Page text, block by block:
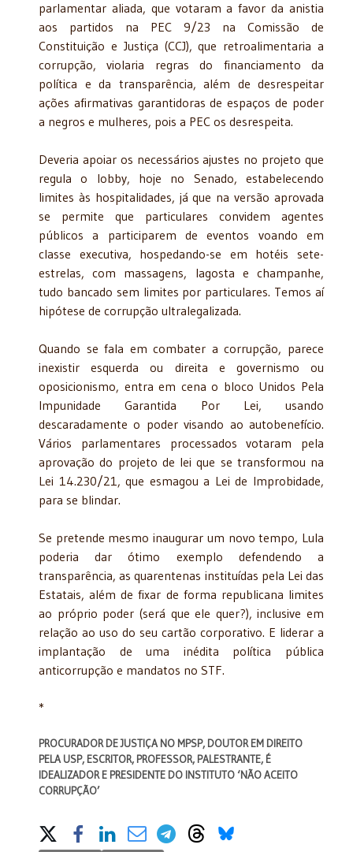
parlamentar aliada, que votaram a favor da anistia
aos partidos na PEC 9/23 na Comissão de
Constituição e Justiça (CCJ), que retroalimentaria a
corrupção, violaria regras do financiamento da
política e da transparência, além de desrespeitar
ações afirmativas garantidoras de espaços de poder
a negros e mulheres, pois a PEC os desrespeita.
Deveria apoiar os necessários ajustes no projeto que
regula o lobby, hoje no Senado, estabelecendo
limites às hospitalidades, já que na versão aprovada
se permite que particulares convidem agentes
públicos a participarem de eventos voando em
classe executiva, hospedando-se em hotéis sete-
estrelas, com massagens, lagosta e champanhe,
tudo bancado sem limites por particulares. Temos aí
hipótese de corrupção ultralegalizada.
Quando se fala em combater a corrupção, parece
inexistir esquerda ou direita e governismo ou
oposicionismo, entra em cena o bloco Unidos Pela
Impunidade Garantida Por Lei, usando
descaradamente o poder visando ao autobenefício.
Vários parlamentares processados votaram pela
aprovação do projeto de lei que se transformou na
Lei 14.230/21, que esmagou a Lei de Improbidade,
para se blindar.
Se pretende mesmo inaugurar um novo tempo, Lula
poderia dar ótimo exemplo defendendo a
transparência, as quarentenas instituídas pela Lei das
Estatais, além de fixar de forma republicana limites
ao próprio poder (será que ele quer?), inclusive em
relação ao uso do seu cartão corporativo. E liderar a
implantação de uma inédita política pública
anticorrupção e mandatos no STF.
*
PROCURADOR DE JUSTIÇA NO MPSP, DOUTOR EM DIREITO
PELA USP, ESCRITOR, PROFESSOR, PALESTRANTE, É
IDEALIZADOR E PRESIDENTE DO INSTITUTO ‘NÃO ACEITO
CORRUPÇÃO’
Share on Social Media